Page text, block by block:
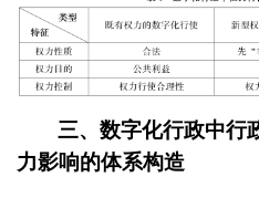
三、数字化行政中行
力影响的体系构造